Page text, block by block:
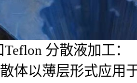
分散液加工：
体以薄层形式应用